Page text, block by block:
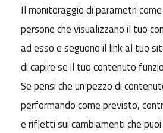
Il monitoraggio di parametri
persone che visualizzano il tuo
ad esso e seguono il link al tuo
di capire se il tuo contenuto
Se pensi che un pezzo di
performando come previsto,
e rifletti sui cambiamenti che